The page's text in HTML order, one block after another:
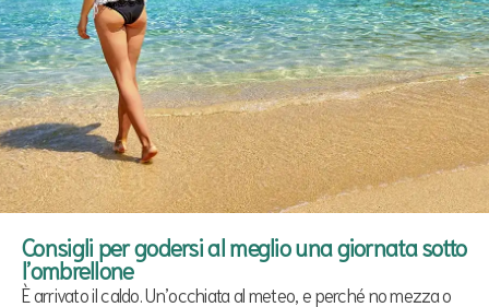
Consigli per godersi al meglio una giornata sotto
l’ombrellone
È arrivato il caldo. Un’occhiata al meteo, e perché no mezza o